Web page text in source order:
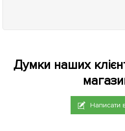
Думки наших
Написати